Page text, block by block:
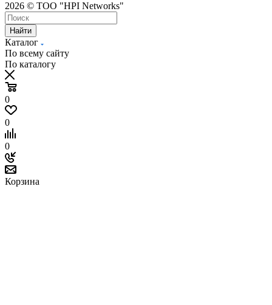
2026 © ТОО "HPI Networks"
Найти
Каталог
По всему сайту
По каталогу
0
0
0
Корзина